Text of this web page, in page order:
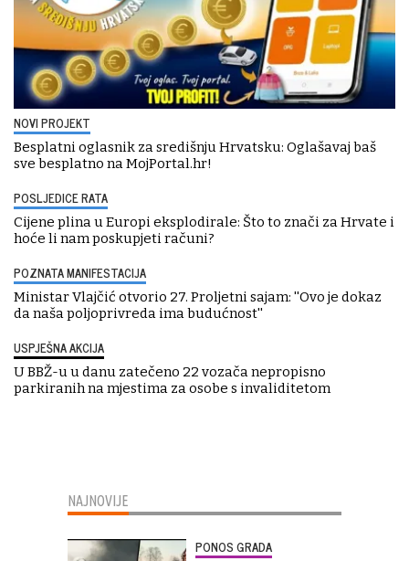
NOVI PROJEKT
Besplatni oglasnik za središnju Hrvatsku: Oglašavaj baš
sve besplatno na MojPortal.hr!
POSLJEDICE RATA
Cijene plina u Europi eksplodirale: Što to znači za Hrvate i
hoće li nam poskupjeti računi?
POZNATA MANIFESTACIJA
Ministar Vlajčić otvorio 27. Proljetni sajam: ''Ovo je dokaz
da naša poljoprivreda ima budućnost''
USPJEŠNA AKCIJA
U BBŽ-u u danu zatečeno 22 vozača nepropisno
parkiranih na mjestima za osobe s invaliditetom
NAJNOVIJE
PONOS GRADA